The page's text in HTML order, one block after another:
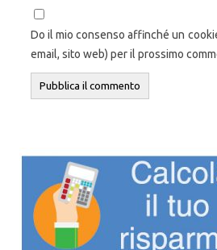
Do il mio consenso affinché un
email, sito web) per il prossimo